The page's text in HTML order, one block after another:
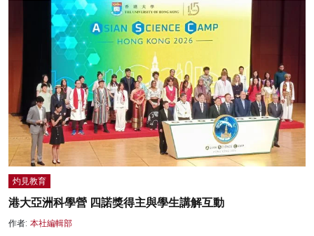
灼見教育
港大亞洲科學營 四諾獎得主與學生講解互動
作者: 本社編輯部